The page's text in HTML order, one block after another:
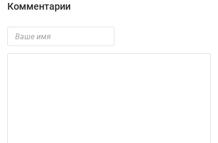
Комментарии